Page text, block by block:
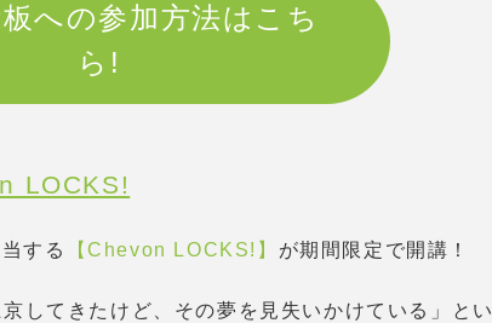
への参加方法はこち
ら!
LOCKS!
する 【Chevon LOCKS!】 が期間限定で開講！
してきたけど、その夢を見失いかけている」とい